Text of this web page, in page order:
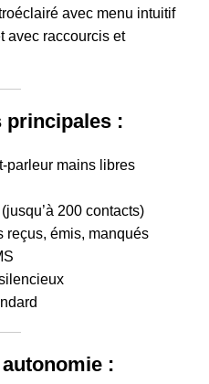
avec menu intuitif
avec raccourcis et
principales :
parleur mains libres
200 contacts)
reçus, émis, manqués
: